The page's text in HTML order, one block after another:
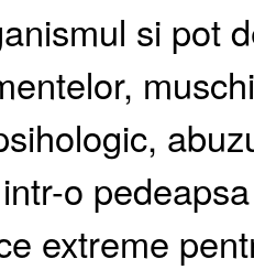
si pot
o
extreme